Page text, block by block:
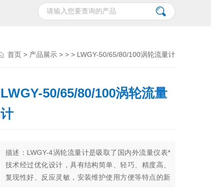
首页 > 产品展示 > > > LWGY-50/65/80/100涡轮流量计
LWGY-50/65/80/100涡轮流量
计
描述：LWGY-4涡轮流量计是吸取了国内外流量仪表*
技术经过优化设计，具有结构简单、轻巧、精度高、
复现性好、反应灵敏，安装维护使用方便等特点的新